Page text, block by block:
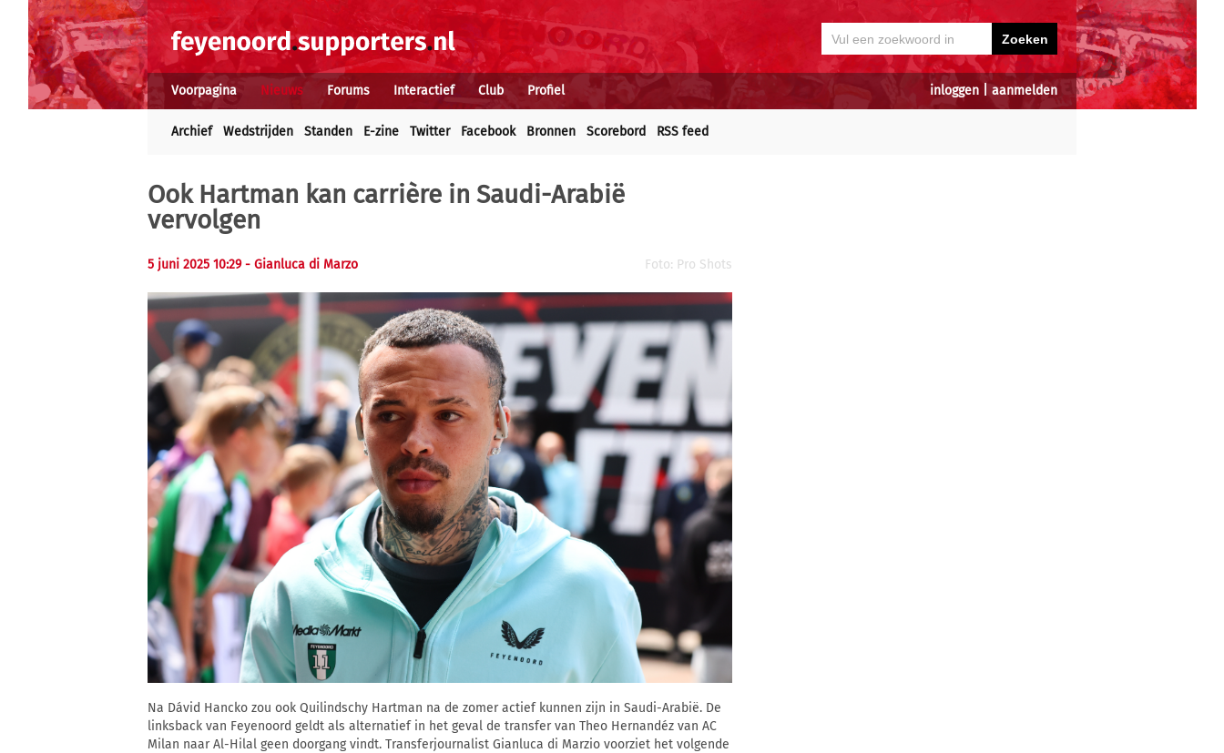
inloggen aanmelden
Voorpagina Nieuws Forums Interactief Club Profiel
Archief Wedstrijden Standen E-zine Twitter Facebook Bronnen Scorebord RSS feed
Ook Hartman kan carrière in Saudi-Arabië
vervolgen
5 juni 2025 10:29 - Gianluca di Marzo Foto: Pro Shots
Na Dávid Hancko zou ook Quilindschy Hartman na de zomer actief kunnen zijn in Saudi-Arabië. De
linksback van Feyenoord geldt als alternatief in het geval de transfer van Theo Hernandéz van AC
Milan naar Al-Hilal geen doorgang vindt. Transferjournalist Gianluca di Marzio voorziet het volgende